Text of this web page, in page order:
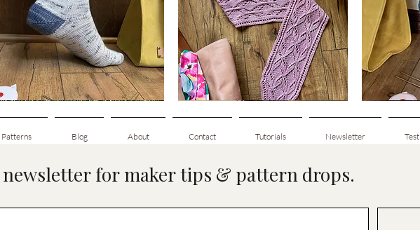
Visualização rápida Visualização rápida
Clematis
Basic
Down
Socks
Patterns Blog About Contact Tutorials Newsletter
newsletter for maker tips & pattern drops.